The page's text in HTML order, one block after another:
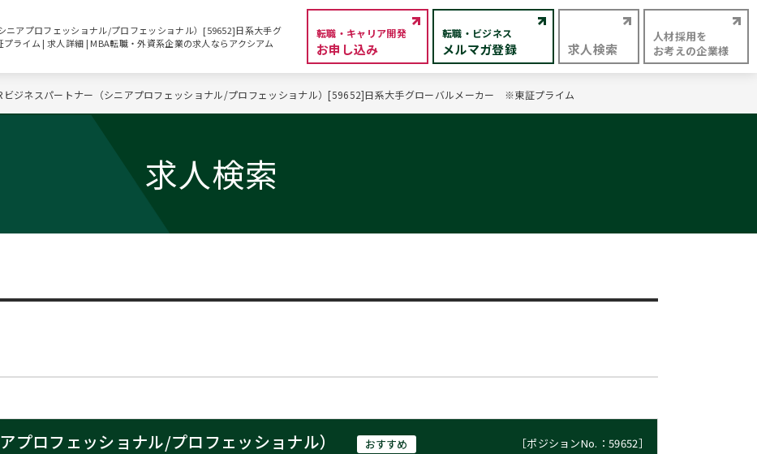
ニアプロフェッショナル/プロフェッショナル）[59652]日系大手グ
ライム | 求人詳細 | MBA転職・外資系企業の求人ならアクシアム
転職・キャリア開発
お申し込み
転職・ビジネス
メルマガ登録 求人検索
人材採用を
お考えの企業様
ビジネスパートナー（シニアプロフェッショナル/プロフェッショナル）[59652]日系大手グローバルメーカー ※東証プライム
求人検索
プロフェッショナル/プロフェッショナル） おすすめ ［ポジションNo.：59652］